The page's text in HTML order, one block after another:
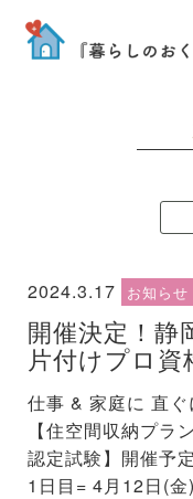
2024.3.17 お知らせ
開催決定！静
片付けプロ
仕事 & 家庭に 直
【住空間収納プラ
認定試験】開催予
1日目= 4月12日(